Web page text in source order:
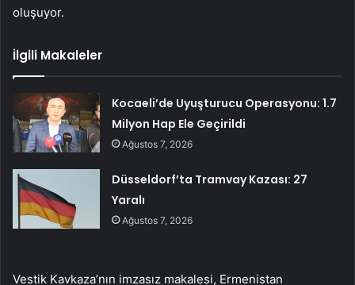
oluşuyor.
İlgili Makaleler
Kocaeli’de Uyuşturucu Operasyonu: 1.7
Milyon Hap Ele Geçirildi
Ağustos 7, 2026
Düsseldorf’ta Tramvay Kazası: 27
Yaralı
Ağustos 7, 2026
Vestik Kavkaza’nın imzasız makalesi, Ermenistan